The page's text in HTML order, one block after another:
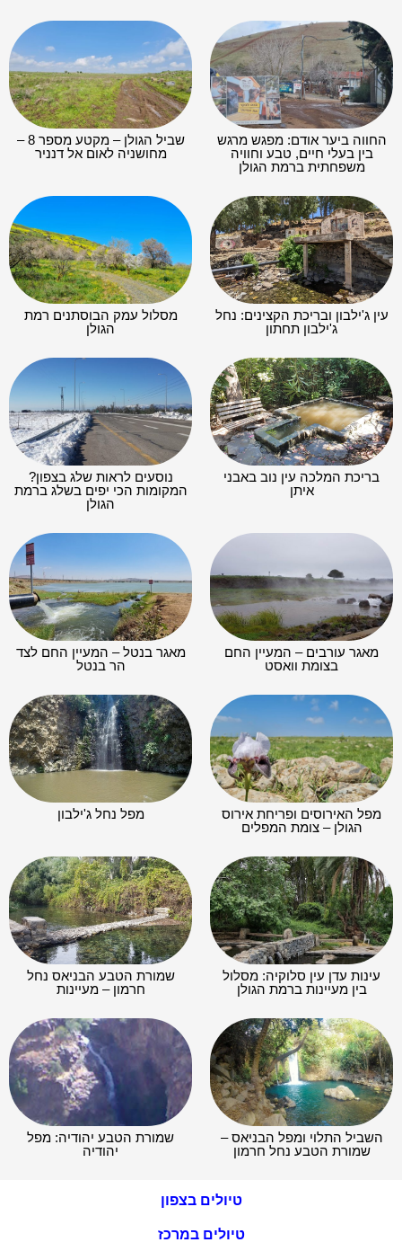
החווה ביער אודם: מפגש מרגש
בין בעלי חיים, טבע וחוויה
משפחתית ברמת הגולן
שביל הגולן – מקטע מספר 8 –
מחושניה לאום אל דנניר
עין ג'ילבון ובריכת הקצינים: נחל
ג'ילבון תחתון
מסלול עמק הבוסתנים רמת
הגולן
בריכת המלכה עין נוב באבני
איתן
נוסעים לראות שלג בצפון?
המקומות הכי יפים בשלג ברמת
הגולן
מאגר עורבים – המעיין החם
בצומת וואסט
מאגר בנטל – המעיין החם לצד
הר בנטל
מפל האירוסים ופריחת אירוס
הגולן – צומת המפלים
מפל נחל ג'ילבון
עינות עדן עין סלוקיה: מסלול
בין מעיינות ברמת הגולן
שמורת הטבע הבניאס נחל
חרמון – מעיינות
השביל התלוי ומפל הבניאס –
שמורת הטבע נחל חרמון
שמורת הטבע יהודיה: מפל
יהודיה
טיולים בצפון
טיולים במרכז